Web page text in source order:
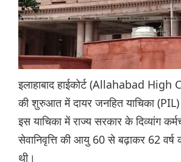
इलाहाबाद हाईकोर्ट (Allahabad High
की शुरुआत में दायर जनहित याचिका (PIL)
इस याचिका में राज्य सरकार के दिव्यांग
सेवानिवृत्ति की आयु 60 से बढ़ाकर 62 वर्ष
थी।